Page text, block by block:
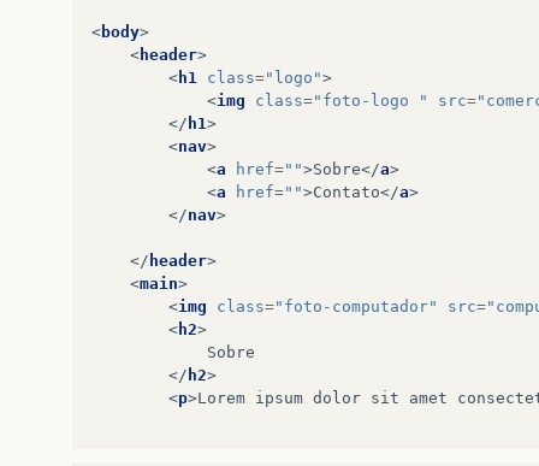
<body>
< header>
< h1 class="logo">
<img class="foto-logo " src=
</ h1>
<nav>
<a href="">Sobre</a>
<a href="">Contato</a>
</nav>
</ header>
<main>
<img class="foto-computador" src=
< h2>
            Sobre
</ h2>
<p>Lorem ipsum dolor sit amet